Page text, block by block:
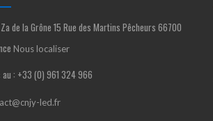
Za de la Grône 15 Rue des Martins Pêcheurs 66700
Nous localiser
: +33 (0) 961 324 966
led.fr